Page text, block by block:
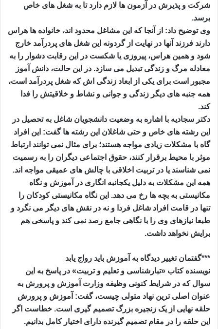
شرکت و پذیرش در آزمون ها لازم دارد تا به شغل های خاص
برسد.
وی توضیح داد: از آنجا که این مشاغل محدود اند، خانواده ها هراس
دارند فرزند آنها در نهایت از گردونه این شغل های پردرآمد خارج
شود و همین هراس، پیروزی یا شکست در این رقابت دشوار را به
معادله مرگ و زندگی تبدیل می سازد. در این حالت، دانش آموز
مجبور است برای یکی از ابعاد زندگی اش که شغل پردرآمد است،
همه جنبه های دیگر زندگی و جوانی و نشاط و خلاقیتش را فدا
کند.
دکتر سجادیه با اشاره به وضعیت دانشجویان شاغل به تحصیل در
این رشته های خاص و حتی شاغلان این رشته ها گفت: این افراد
گاه با مشکلات زیادی مواجه هستند؛ برای مثال نمی توانند ارتباط
موثر با محیط برقرار کنند، حقوق اجتماعی دیگران را به رسمیت
نمی شناسند یا در تربیت اخلاقی با چالش های عمیقی مواجه اند.
همه این مشکلات به دلیل یکجانبه انگاری در آموزش و نگاه
مکانیستی به بچه ها رخ می دهد. این نگاه مکانیستی کودکان را
تنها در قامت افراد شاغل فردا و نه در نقش های دیگر می نگرد و
طبعا نیازهای وی را با نگاهی جامع رصد نمی کند و پاسخی هم
برایش نخواهد داشت.
***گفتمان تغییر دیدگاه به آموزش باید رواج یابد
نویسنده کتاب «تبارشناسی و تعلیم و تربیت» در پاسخ به این
سوال که در شرایط کنونی وظیفه وزارت آموزش و پرورش به
عنوان اصلی ترین نهاد متولی چیست، گفت: آموزش و پرورش
حلقه نهایی از یک زنجیره بزرگ تصمیم گیری است. خطاست اگر
این حلقه را در مقام تصمیم گیرنده دارای اختیار کامل بدانیم.